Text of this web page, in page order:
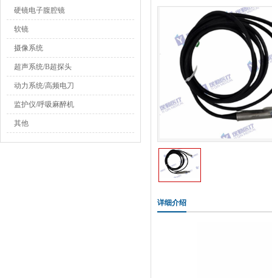
硬镜电子腹腔镜
软镜
摄像系统
超声系统/B超探头
动力系统/高频电刀
监护仪/呼吸麻醉机
其他
详细介绍